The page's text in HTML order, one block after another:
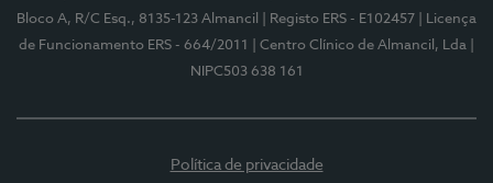
Bloco A, R/C Esq., 8135-123 Almancil
| Registo ERS - E102457
| Licença
de Funcionamento ERS - 664/2011
| Centro Clínico de Almancil, Lda
NIPC503 638 161
Política de privacidade